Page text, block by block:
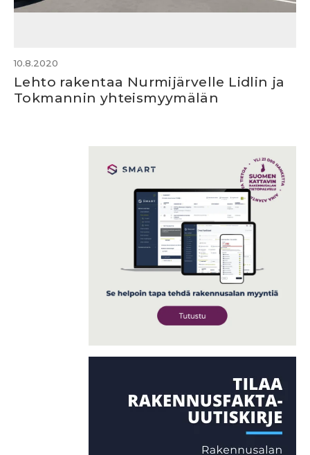
10.8.2020
Lehto rakentaa Nurmijärvelle Lidlin ja
Tokmannin yhteismyymälän